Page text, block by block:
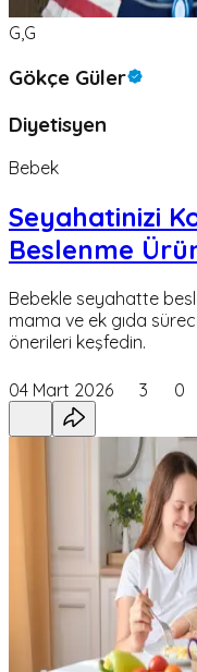
G,G
Gökçe Güler
Diyetisyen
Bebek
Seyahatinizi
Beslenme
Bebekle seyahatte
mama ve ek gıda
önerileri keşfedin.
04 Mart 2026 3 0